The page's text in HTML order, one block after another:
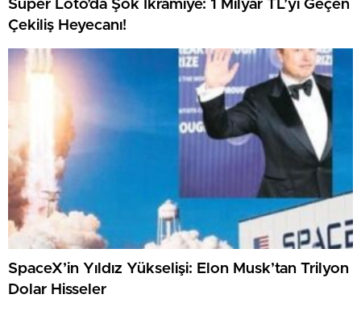
Süper Loto’da Şok İkramiye: 1 Milyar TL’yi Geçen
Çekiliş Heyecanı!
SpaceX’in Yıldız Yükselişi: Elon Musk’tan Trilyon
Dolar Hisseler